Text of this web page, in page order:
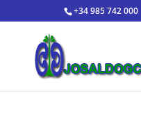
+34 985 742 000